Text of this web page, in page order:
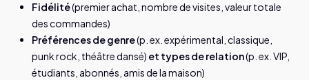
Fidélité(premier achat, nombre de visites, valeur totale
des commandes)
Préférences de genre(p. ex. expérimental, classique,
punk rock, théâtre dansé) et types de relation(p. ex. VIP,
étudiants, abonnés, amis de la maison)